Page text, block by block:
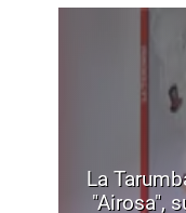
La
"Airosa",